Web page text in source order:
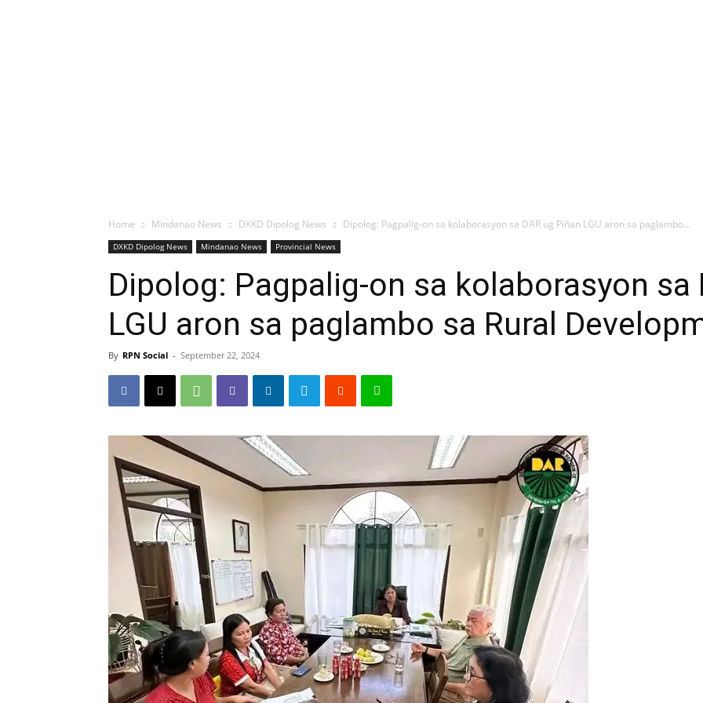
Home Mindanao News DXKD Dipolog News Dipolog: Pagpalig-on sa kolaborasyon sa DAR ug Piñan LGU aron sa paglambo...
DXKD Dipolog News Mindanao News Provincial News
Dipolog: Pagpalig-on sa kolaborasyon sa
LGU aron sa paglambo sa Rural
By RPN Social - September 22, 2024